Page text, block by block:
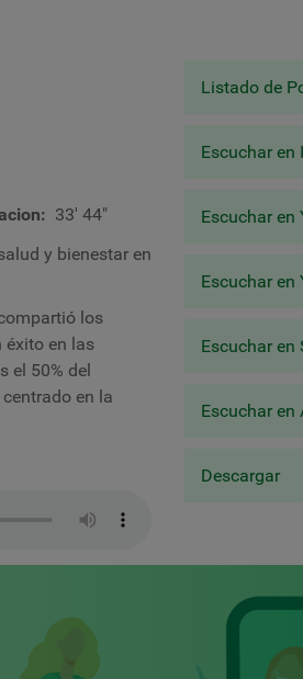
33' 44"
y bienestar en
los
éxito en las
el 50% del
en la
Listado de
Escuchar en
Escuchar en
Escuchar en
Escuchar en
Escuchar en
Descargar